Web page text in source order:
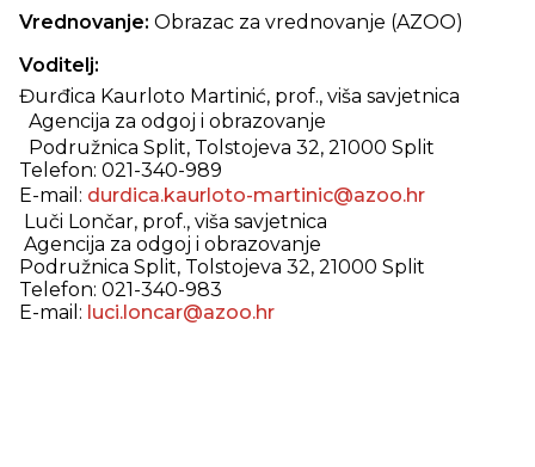
Vrednovanje: Obrazac za vrednovanje (AZOO)
Voditelj:
Đurđica Kaurloto Martinić, prof., viša savjetnica
Agencija za odgoj i obrazovanje
Podružnica Split, Tolstojeva 32, 21000 Split
Telefon: 021-340-989
E-mail: durdica.kaurloto-martinic@azoo.hr
Luči Lončar, prof., viša savjetnica
Agencija za odgoj i obrazovanje
Podružnica Split, Tolstojeva 32, 21000 Split
Telefon: 021-340-983
E-mail: luci.loncar@azoo.hr